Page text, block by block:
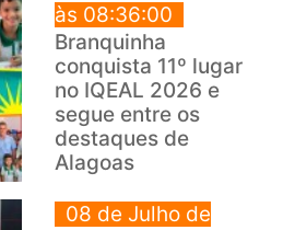
às 08:36:00
Branquinha
conquista 11º lugar
no IQEAL 2026 e
segue entre os
destaques de
Alagoas
08 de Julho de